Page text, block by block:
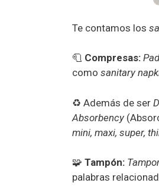
Te contamos los
🧻 Compresas:
como sanitary
♻️ Además de ser
Absorbency
mini, maxi, super,
🧩 Tampón:
palabras